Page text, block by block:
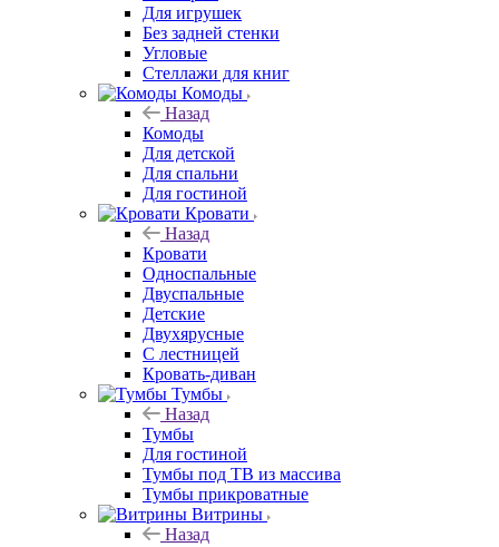
Для игрушек
Без задней стенки
Угловые
Стеллажи для книг
Комоды
Назад
Комоды
Для детской
Для спальни
Для гостиной
Кровати
Назад
Кровати
Односпальные
Двуспальные
Детские
Двухярусные
С лестницей
Кровать-диван
Тумбы
Назад
Тумбы
Для гостиной
Тумбы под ТВ из массива
Тумбы прикроватные
Витрины
Назад